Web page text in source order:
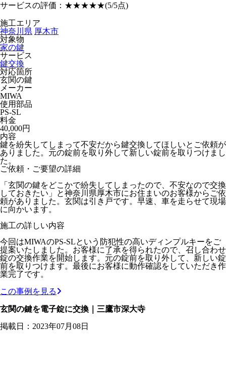
サービスの評価： ★★★★★(5/5点)
施工エリア
神奈川県 厚木市
対象物
家の鍵
サービス
鍵交換
対応箇所
玄関の鍵
メーカー
MIWA
使用部品
PS-SL
料金
40,000円
内容
鍵を紛失してしまって不安だから鍵交換してほしいとご依頼が
ありました。元の錠前を取り外して新しい錠前を取りつけまし
た。
ご依頼・ご要望の詳細
「玄関の鍵をどこかで紛失してしまったので、不安なので交換
しておきたい」と神奈川県厚木市にお住まいのお客様からご依
頼がありました。玄関は引き戸です。早速、車を走らせて現場
に向かいます。
施工の詳しい内容
今回はMIWAのPS-SLという防犯性の高いディンプルキーをご
提案いたしました。お客様に了承を得られたので、召し合わせ
錠の交換作業を開始します。元の錠前を取り外して、新しい錠
前を取りつけます。最後にお客様に動作確認をしていただき作
業完了です。
この事例を見る
玄関の鍵を電子錠に交換｜三鷹市深大寺
掲載日：2023年07月08日